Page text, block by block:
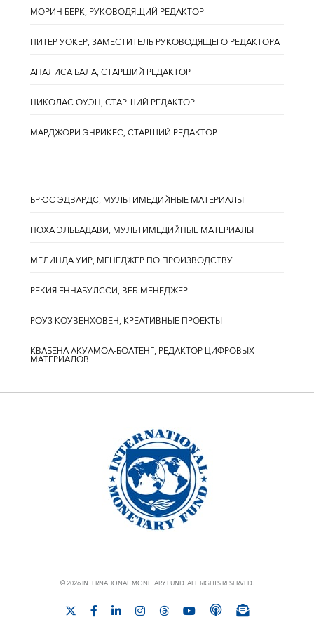
МОРИН БЕРК, РУКОВОДЯЩИЙ РЕДАКТОР
ПИТЕР УОКЕР, ЗАМЕСТИТЕЛЬ РУКОВОДЯЩЕГО РЕДАКТОРА
АНАЛИСА БАЛА, СТАРШИЙ РЕДАКТОР
НИКОЛАС ОУЭН, СТАРШИЙ РЕДАКТОР
МАРДЖОРИ ЭНРИКЕС, СТАРШИЙ РЕДАКТОР
БРЮС ЭДВАРДС, МУЛЬТИМЕДИЙНЫЕ МАТЕРИАЛЫ
НОХА ЭЛЬБАДАВИ, МУЛЬТИМЕДИЙНЫЕ МАТЕРИАЛЫ
МЕЛИНДА УИР, МЕНЕДЖЕР ПО ПРОИЗВОДСТВУ
РЕКИЯ ЕННАБУЛССИ, ВЕБ-МЕНЕДЖЕР
РОУЗ КОУВЕНХОВЕН, КРЕАТИВНЫЕ ПРОЕКТЫ
КВАБЕНА АКУАМОА-БОАТЕНГ, РЕДАКТОР ЦИФРОВЫХ
МАТЕРИАЛОВ
© 2026 INTERNATIONAL MONETARY FUND. ALL RIGHTS RESERVED.